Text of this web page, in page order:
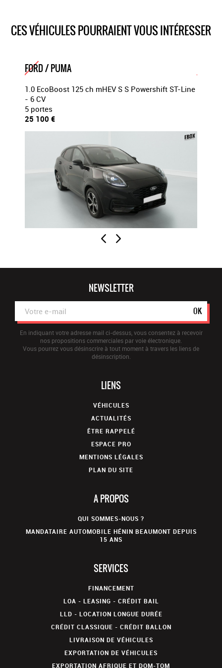
2x4
CES VÉHICULES POURRAIENT VOUS INTÉRESSER
FORD / PUMA
1.0 EcoBoost 125 ch mHEV S S Powershift ST-Line
- 6 CV
5 portes
25 100 €
NEWSLETTER
OK
En indiquant votre adresse mail ci-dessus, vous consentez à recevoir
nos propositions commerciales par voie électronique.
Vous pourrez vous désinscrire à tout moment à travers les liens de
désinscription.
LIENS
VÉHICULES
ACTUALITÉS
ÊTRE RAPPELÉ
ESPACE PRO
MENTIONS LÉGALES
PLAN DU SITE
A PROPOS
QUI SOMMES-NOUS ?
MANDATAIRE AUTOMOBILE HÉNIN BEAUMONT DEPUIS
15 ANS
SERVICES
FINANCEMENT
LOA - LEASING - CRÉDIT BAIL
LLD - LOCATION LONGUE DURÉE
CRÉDIT CLASSIQUE - CRÉDIT BALLON
LIVRAISON DE VÉHICULES
EXPORTATION DE VÉHICULES
EXPORTATION AFRIQUE ET DOM-TOM